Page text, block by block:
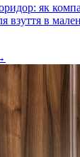
як
взуття в